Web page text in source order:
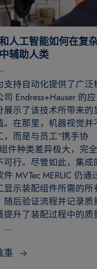
人工智能如何在复
辅助人类
支持自动化提供了广泛
Endress+Hauser 的应
展示了该技术所带来的
。在那里，机器视觉并
，而是与员工“携手协
件种类差异极大，完全
可行。尽管如此，集成
MVTec MERLIC 仍通
显示装配组件所需的所
随后验证流程并记录质
提升了装配过程中的质
…
事